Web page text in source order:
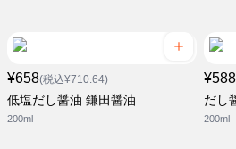
¥658(税込¥710.64)
低塩だし醤油 鎌田醤油
200ml
¥588
だし
200ml